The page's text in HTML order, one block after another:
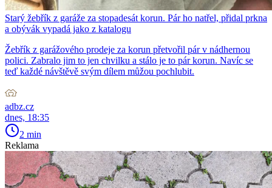
Starý žebřík z garáže za stopadesát korun. Pár ho natřel, přidal prkna
a obývák vypadá jako z katalogu
Žebřík z garážového prodeje za korun přetvořil pár v nádhernou
polici. Zabralo jim to jen chvilku a stálo je to pár korun. Navíc se
teď každé návštěvě svým dílem můžou pochlubit.
adbz.cz
dnes, 18:35
2 min
Reklama